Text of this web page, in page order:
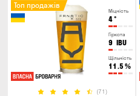
Міцність
4°
Гіркота
9 IBU
Щільність
11.5 %
(71)
Топ продажів